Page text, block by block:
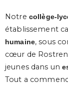
Notre collège-
établissement
humaine, sous
cœur de
jeunes dans un
Tout a